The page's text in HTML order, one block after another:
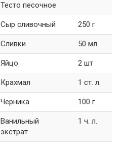
Тесто песочное
Сыр сливочный 250 г
Сливки 50 мл
Яйцо 2 шт
Крахмал 1 ст. л.
Черника 100 г
Ванильный
экстрат
1 ч. л.